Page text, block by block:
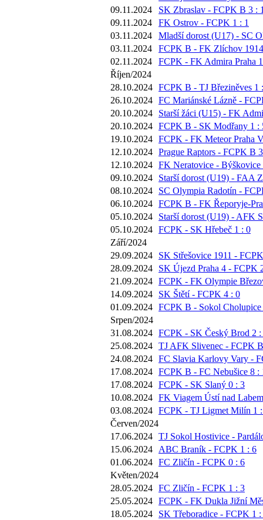
09.11.2024
SK Zbraslav - FCPK B 3 :
09.11.2024
FK Ostrov - FCPK 1 : 1
03.11.2024
Mladší dorost (U17) - SC
03.11.2024
FCPK B - FK Zlíchov
02.11.2024
FCPK - FK Admira Praha
Říjen/2024
28.10.2024 FCPK B - TJ Březiněves 1
26.10.2024 FC Mariánské Lázně -
20.10.2024
Starší žáci (U15) - FK
20.10.2024 FCPK B - SK Modřany 1 :
19.10.2024 FCPK - FK Meteor Praha
12.10.2024 Prague Raptors - FCPK B
12.10.2024 FK Neratovice -
09.10.2024
Starší dorost (U19) - FAA
08.10.2024
SC Olympia Radotín -
06.10.2024 FCPK B - FK Řeporyje-
05.10.2024
Starší dorost (U19) - AFK
05.10.2024 FCPK - SK Hřebeč 1 : 0
Září/2024
29.09.2024
SK Střešovice 1911 -
28.09.2024
SK Újezd Praha 4 - FCPK
21.09.2024 FCPK - FK Olympie
14.09.2024
SK Štětí - FCPK 4 : 0
01.09.2024 FCPK B - Sokol Cholupice
Srpen/2024
31.08.2024 FCPK - SK Český Brod 2 :
25.08.2024 TJ AFK Slivenec - FCPK
24.08.2024 FC Slavia Karlovy Vary -
17.08.2024 FCPK B - FC Nebušice 8 :
17.08.2024 FCPK - SK Slaný 0 : 3
10.08.2024 FK Viagem Ústí nad
03.08.2024 FCPK - TJ Ligmet Milín 1
Červen/2024
17.06.2024 TJ Sokol Hostivice -
15.06.2024
ABC Braník - FCPK 1 : 6
01.06.2024 FC Zličín - FCPK 0 : 6
Květen/2024
28.05.2024 FC Zličín - FCPK 1 : 3
25.05.2024 FCPK - FK Dukla Jižní
18.05.2024
SK Třeboradice - FCPK 1 :